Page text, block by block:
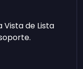
Vista de Lista